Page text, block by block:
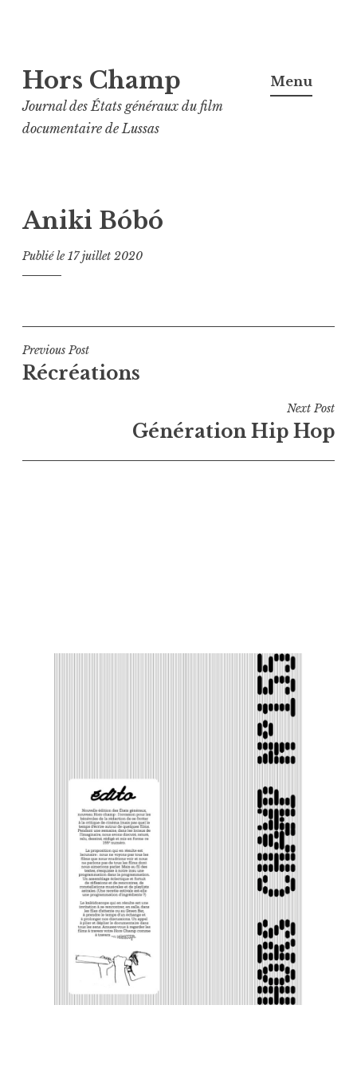
au
contenu
principal
Hors Champ
Journal des États généraux du film
documentaire de Lussas
Menu
Aniki Bóbó
Publié le17 juillet 2020
Navigation
de
Previous Post
Récréations
Next Post
Génération Hip Hop